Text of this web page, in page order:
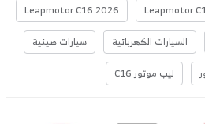
Leapmotor
Leapmotor C16 2026
السيارات الكهربائية
سيارات صينية
ليب موتور C16